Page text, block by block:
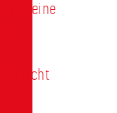
Allgemeine
Übersicht